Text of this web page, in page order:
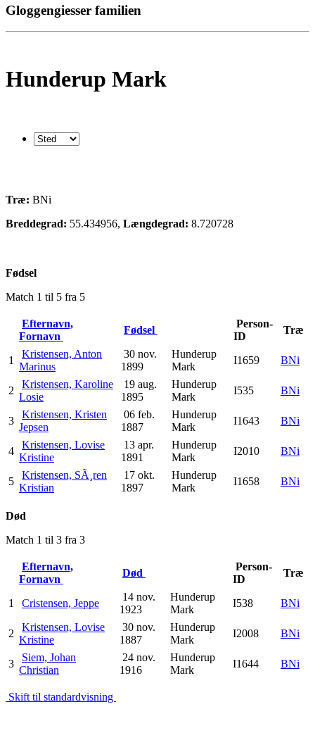
Gloggengiesser familien
Hunderup Mark
Træ: BNi
Breddegrad: 55.434956, Længdegrad: 8.720728
Fødsel
Match 1 til 5 fra 5
Efternavn,
Fornavn
Fødsel
Person-
ID
Træ
1
Kristensen, Anton
Marinus
30 nov.
1899
Hunderup
Mark
I1659 BNi
2
Kristensen, Karoline
Losie
19 aug.
1895
Hunderup
Mark
I535 BNi
3
Kristensen, Kristen
Jepsen
06 feb.
1887
Hunderup
Mark
I1643 BNi
4
Kristensen, Lovise
Kristine
13 apr.
1891
Hunderup
Mark
I2010 BNi
5
Kristensen, SÃ¸ren
Kristian
17 okt.
1897
Hunderup
Mark
I1658 BNi
Død
Match 1 til 3 fra 3
Efternavn,
Fornavn
Død
Person-
ID
Træ
1 Cristensen, Jeppe
14 nov.
1923
Hunderup
Mark
I538 BNi
2
Kristensen, Lovise
Kristine
30 nov.
1887
Hunderup
Mark
I2008 BNi
3
Siem, Johan
Christian
24 nov.
1916
Hunderup
Mark
I1644 BNi
Skift til standardvisning